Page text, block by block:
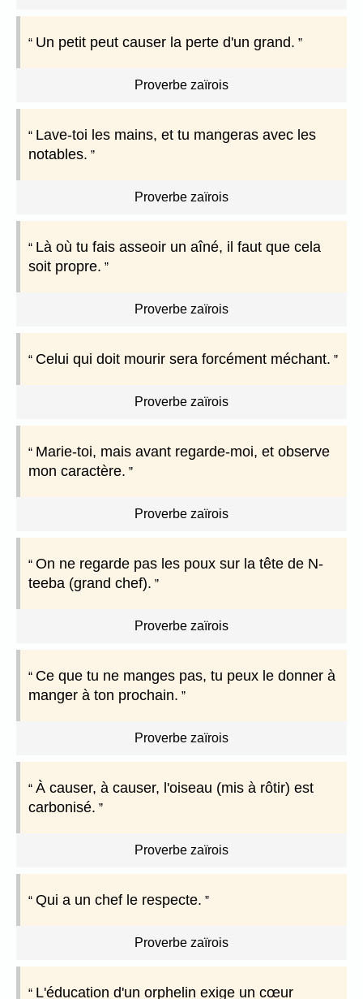
Un petit peut causer la perte d'un grand.
Proverbe zaïrois
Lave-toi les mains, et tu mangeras avec les
notables.
Proverbe zaïrois
Là où tu fais asseoir un aîné, il faut que cela
soit propre.
Proverbe zaïrois
Celui qui doit mourir sera forcément méchant.
Proverbe zaïrois
Marie-toi, mais avant regarde-moi, et observe
mon caractère.
Proverbe zaïrois
On ne regarde pas les poux sur la tête de N-
teeba (grand chef).
Proverbe zaïrois
Ce que tu ne manges pas, tu peux le donner à
manger à ton prochain.
Proverbe zaïrois
À causer, à causer, l'oiseau (mis à rôtir) est
carbonisé.
Proverbe zaïrois
Qui a un chef le respecte.
Proverbe zaïrois
L'éducation d'un orphelin exige un cœur